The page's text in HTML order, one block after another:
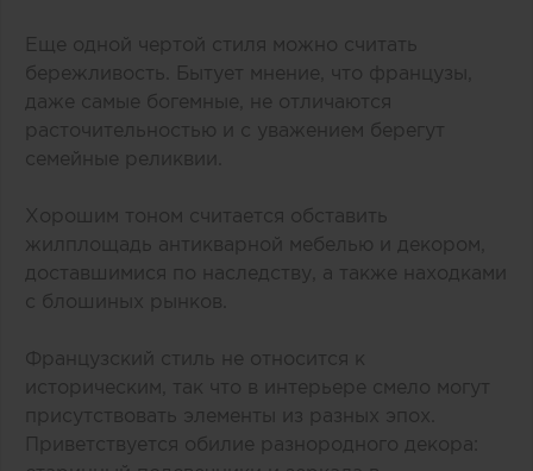
Еще одной чертой стиля можно считать
бережливость. Бытует мнение, что французы,
даже самые богемные, не отличаются
расточительностью и с уважением берегут
семейные реликвии.
Хорошим тоном считается обставить
жилплощадь антикварной мебелью и декором,
доставшимися по наследству, а также находками
с блошиных рынков.
Французский стиль не относится к
историческим, так что в интерьере смело могут
присутствовать элементы из разных эпох.
Приветствуется обилие разнородного декора: